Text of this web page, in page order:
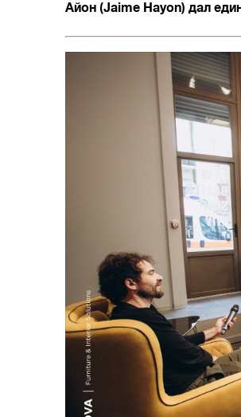
Айон (Jaime Hayon) дал